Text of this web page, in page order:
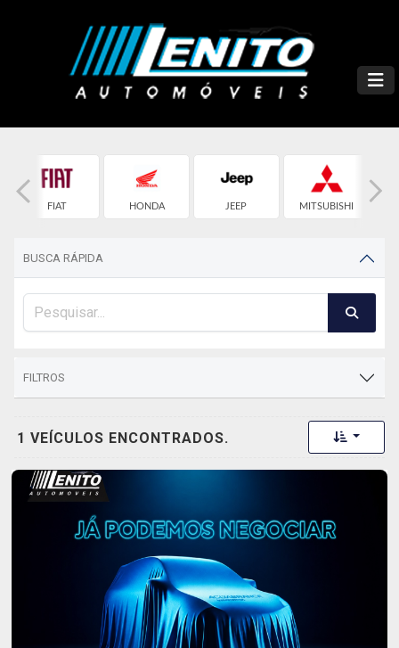
FIAT HONDA JEEP MITSUBISHI
BUSCA RÁPIDA
FILTROS
1 VEÍCULOS ENCONTRADOS. Toggle